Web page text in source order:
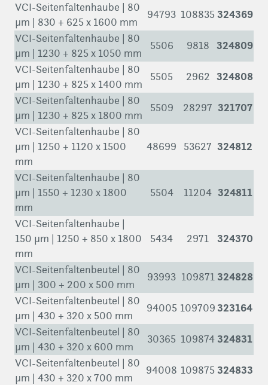
VCI-Seitenfaltenhaube | 80
µm | 830 + 625 x 1600 mm
94793 108835 324369
VCI-Seitenfaltenhaube | 80
µm | 1230 + 825 x 1050 mm
5506 9818 324809
VCI-Seitenfaltenhaube | 80
µm | 1230 + 825 x 1400 mm
5505 2962 324808
VCI-Seitenfaltenhaube | 80
µm | 1230 + 825 x 1800 mm
5509 28297 321707
VCI-Seitenfaltenhaube | 80
µm | 1250 + 1120 x 1500
mm
48699 53627 324812
VCI-Seitenfaltenhaube | 80
µm | 1550 + 1230 x 1800
mm
5504 11204 324811
VCI-Seitenfaltenhaube |
150 µm | 1250 + 850 x 1800
mm
5434 2971 324370
VCI-Seitenfaltenbeutel | 80
µm | 300 + 200 x 500 mm
93993 109871 324828
VCI-Seitenfaltenbeutel | 80
µm | 430 + 320 x 500 mm
94005 109709323164
VCI-Seitenfaltenbeutel | 80
µm | 430 + 320 x 600 mm
30365 109874 324831
VCI-Seitenfaltenbeutel | 80
µm | 430 + 320 x 700 mm
94008 109875 324833